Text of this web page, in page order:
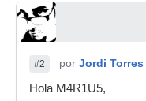
#2 por Jordi Torres
Hola M4R1U5,